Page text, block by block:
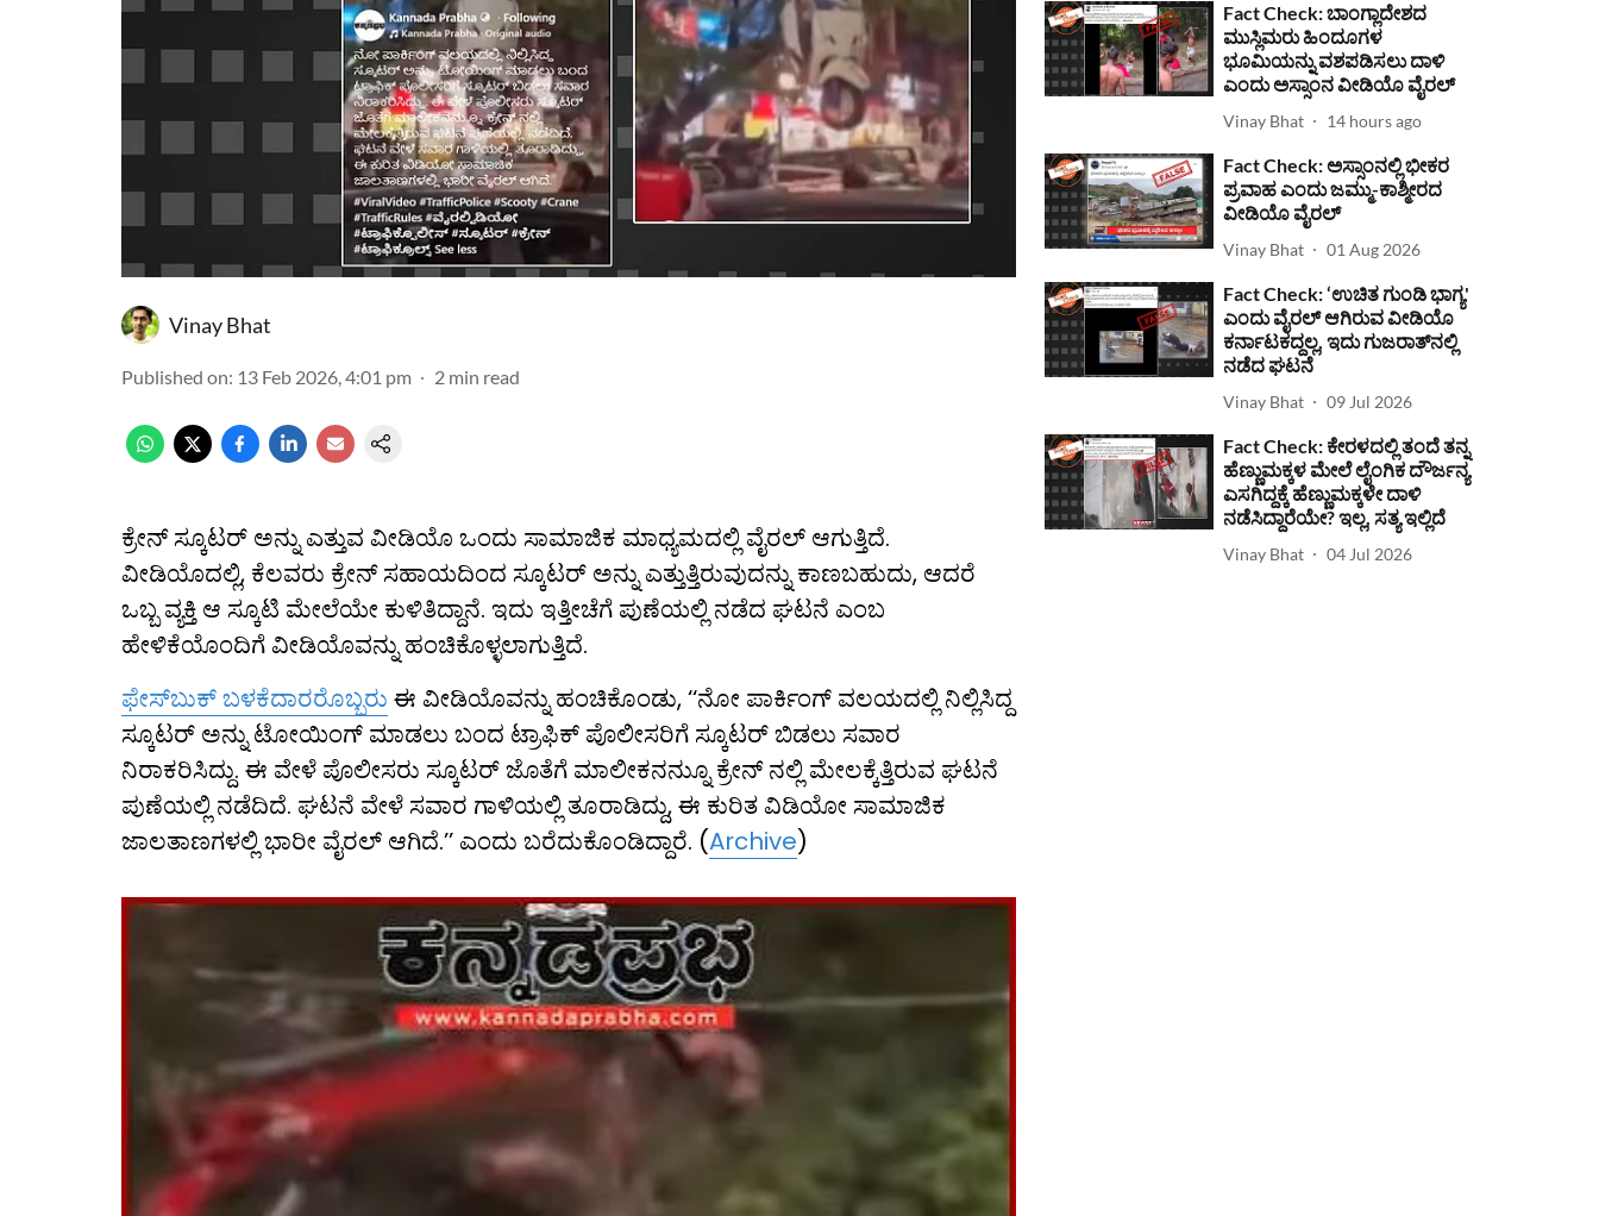
Vinay Bhat
Published on: 13 Feb 2026, 4:01 pm 2 min read
ಕ್ರೇನ್ ಸ್ಕೂಟರ್ ಅನ್ನು ಎತ್ತುವ ವೀಡಿಯೊ ಒಂದು ಸಾಮಾಜಿಕ ಮಾಧ್ಯಮದಲ್ಲಿ ವೈರಲ್ ಆಗುತ್ತಿದೆ.
ವೀಡಿಯೊದಲ್ಲಿ, ಕೆಲವರು ಕ್ರೇನ್ ಸಹಾಯದಿಂದ ಸ್ಕೂಟರ್ ಅನ್ನು ಎತ್ತುತ್ತಿರುವುದನ್ನು ಕಾಣಬಹುದು, ಆದರೆ
ಒಬ್ಬ ವ್ಯಕ್ತಿ ಆ ಸ್ಕೂಟಿ ಮೇಲೆಯೇ ಕುಳಿತಿದ್ದಾನೆ. ಇದು ಇತ್ತೀಚೆಗೆ ಪುಣೆಯಲ್ಲಿ ನಡೆದ ಘಟನೆ ಎಂಬ
ಹೇಳಿಕೆಯೊಂದಿಗೆ ವೀಡಿಯೊವನ್ನು ಹಂಚಿಕೊಳ್ಳಲಾಗುತ್ತಿದೆ.
ಫೇಸ್​ಬುಕ್ ಬಳಕೆದಾರರೊಬ್ಬರು ಈ ವೀಡಿಯೊವನ್ನು ಹಂಚಿಕೊಂಡು, ‘‘ನೋ ಪಾರ್ಕಿಂಗ್ ವಲಯದಲ್ಲಿ ನಿಲ್ಲಿಸಿದ್ದ
ಸ್ಕೂಟರ್ ಅನ್ನು ಟೋಯಿಂಗ್ ಮಾಡಲು ಬಂದ ಟ್ರಾಫಿಕ್ ಪೊಲೀಸರಿಗೆ ಸ್ಕೂಟರ್ ಬಿಡಲು ಸವಾರ
ನಿರಾಕರಿಸಿದ್ದು. ಈ ವೇಳೆ ಪೊಲೀಸರು ಸ್ಕೂಟರ್‌ ಜೊತೆಗೆ ಮಾಲೀಕನನ್ನುೂ ಕ್ರೇನ್ ನಲ್ಲಿ ಮೇಲಕ್ಕೆತ್ತಿರುವ ಘಟನೆ
ಪುಣೆಯಲ್ಲಿ ನಡೆದಿದೆ. ಘಟನೆ ವೇಳೆ ಸವಾರ ಗಾಳಿಯಲ್ಲಿ ತೂರಾಡಿದ್ದು, ಈ ಕುರಿತ ವಿಡಿಯೋ ಸಾಮಾಜಿಕ
ಜಾಲತಾಣಗಳಲ್ಲಿ ಭಾರೀ ವೈರಲ್ ಆಗಿದೆ.’’ ಎಂದು ಬರೆದುಕೊಂಡಿದ್ದಾರೆ. (Archive)
Fact Check: ಬಾಂಗ್ಲಾದೇಶದ
ಮುಸ್ಲಿಮರು ಹಿಂದೂಗಳ
ಭೂಮಿಯನ್ನು ವಶಪಡಿಸಲು ದಾಳಿ
ಎಂದು ಅಸ್ಸಾಂನ ವೀಡಿಯೊ ವೈರಲ್
Vinay Bhat 14 hours ago
Fact Check: ಅಸ್ಸಾಂನಲ್ಲಿ ಭೀಕರ
ಪ್ರವಾಹ ಎಂದು ಜಮ್ಮು-ಕಾಶ್ಮೀರದ
ವೀಡಿಯೊ ವೈರಲ್
Vinay Bhat 01 Aug 2026
Fact Check: ‘ಉಚಿತ ಗುಂಡಿ ಭಾಗ್ಯ'
ಎಂದು ವೈರಲ್ ಆಗಿರುವ ವೀಡಿಯೊ
ಕರ್ನಾಟಕದ್ದಲ್ಲ, ಇದು ಗುಜರಾತ್‌ನಲ್ಲಿ
ನಡೆದ ಘಟನೆ
Vinay Bhat 09 Jul 2026
Fact Check: ಕೇರಳದಲ್ಲಿ ತಂದೆ ತನ್ನ
ಹೆಣ್ಣುಮಕ್ಕಳ ಮೇಲೆ ಲೈಂಗಿಕ ದೌರ್ಜನ್ಯ
ಎಸಗಿದ್ದಕ್ಕೆ ಹೆಣ್ಣುಮಕ್ಕಳೇ ದಾಳಿ
ನಡೆಸಿದ್ದಾರೆಯೇ? ಇಲ್ಲ, ಸತ್ಯ ಇಲ್ಲಿದೆ
Vinay Bhat 04 Jul 2026